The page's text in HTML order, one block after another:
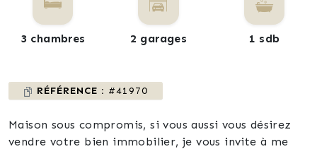
3 chambres 2 garages 1 sdb
RÉFÉRENCE : #41970
Maison sous compromis, si vous aussi vous désirez
vendre votre bien immobilier, je vous invite à me